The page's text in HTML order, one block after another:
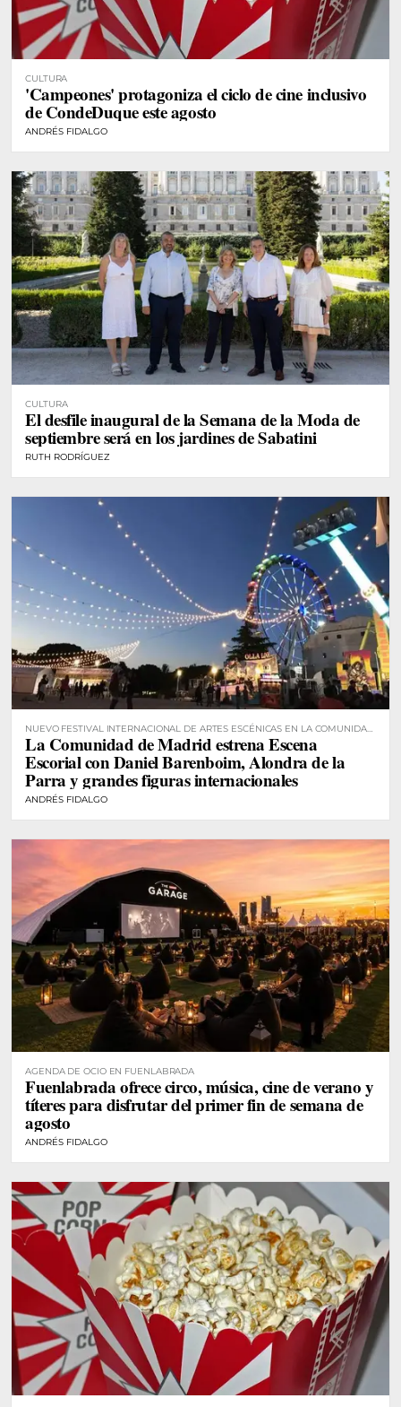
CULTURA
'Campeones' protagoniza el ciclo de cine inclusivo
de CondeDuque este agosto
ANDRÉS FIDALGO
CULTURA
El desfile inaugural de la Semana de la Moda de
septiembre será en los jardines de Sabatini
RUTH RODRÍGUEZ
NUEVO FESTIVAL INTERNACIONAL DE ARTES ESCÉNICAS EN LA COMUNIDAD
DE MADRID
La Comunidad de Madrid estrena Escena
Escorial con Daniel Barenboim, Alondra de la
Parra y grandes figuras internacionales
ANDRÉS FIDALGO
AGENDA DE OCIO EN FUENLABRADA
Fuenlabrada ofrece circo, música, cine de verano y
títeres para disfrutar del primer fin de semana de
agosto
ANDRÉS FIDALGO